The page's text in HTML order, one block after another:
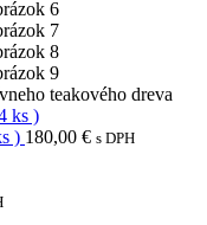
teakového dreva
) 180,00 € s DPH